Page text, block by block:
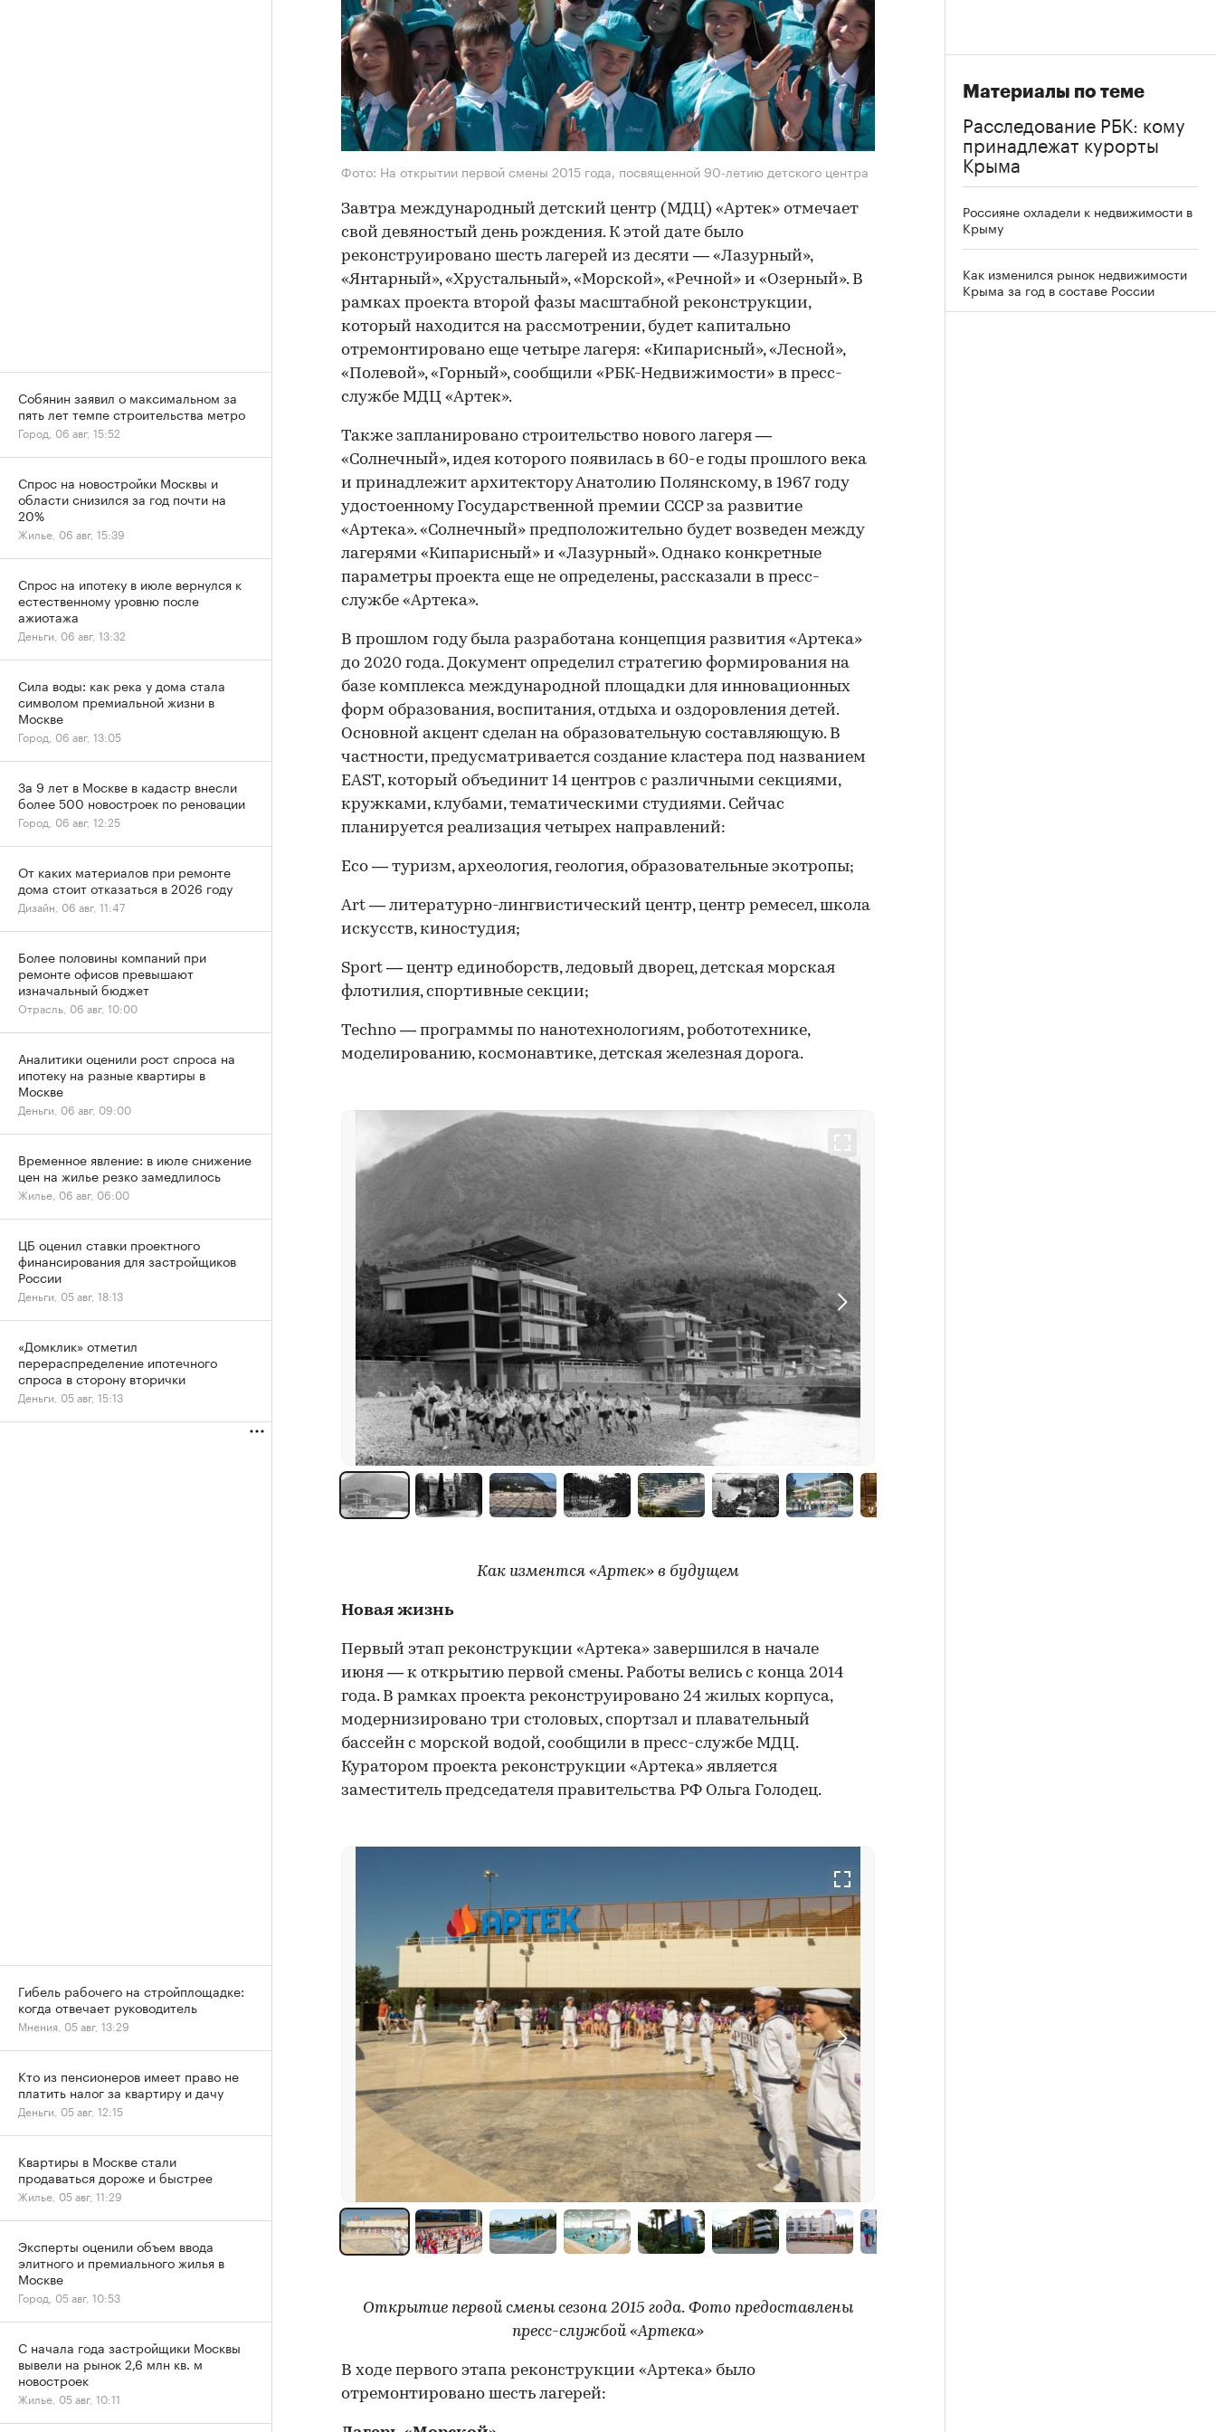
Фото: На открытии первой смены 2015 года, посвященной 90-летию детского центра
Завтра международный детский центр (МДЦ) «Артек» отмечает
свой девяностый день рождения. К этой дате было
реконструировано шесть лагерей из десяти — «Лазурный»,
«Янтарный», «Хрустальный», «Морской», «Речной» и «Озерный». В
рамках проекта второй фазы масштабной реконструкции,
который находится на рассмотрении, будет капитально
отремонтировано еще четыре лагеря: «Кипарисный», «Лесной»,
«Полевой», «Горный», сообщили «РБК-Недвижимости» в пресс-
службе МДЦ «Артек».
Также запланировано строительство нового лагеря —
«Солнечный», идея которого появилась в 60-е годы прошлого века
и принадлежит архитектору Анатолию Полянскому, в 1967 году
удостоенному Государственной премии СССР за развитие
«Артека». «Солнечный» предположительно будет возведен между
лагерями «Кипарисный» и «Лазурный». Однако конкретные
параметры проекта еще не определены, рассказали в пресс-
службе «Артека».
В прошлом году была разработана концепция развития «Артека»
до 2020 года. Документ определил стратегию формирования на
базе комплекса международной площадки для инновационных
форм образования, воспитания, отдыха и оздоровления детей.
Основной акцент сделан на образовательную составляющую. В
частности, предусматривается создание кластера под названием
EAST, который объединит 14 центров с различными секциями,
кружками, клубами, тематическими студиями. Сейчас
планируется реализация четырех направлений:
Eco — туризм, археология, геология, образовательные экотропы;
Art — литературно-лингвистический центр, центр ремесел, школа
искусств, киностудия;
Sport — центр единоборств, ледовый дворец, детская морская
флотилия, спортивные секции;
Techno — программы по нанотехнологиям, робототехнике,
моделированию, космонавтике, детская железная дорога.
Как изментся «Артек» в будущем
Новая жизнь
Первый этап реконструкции «Артека» завершился в начале
июня — к открытию первой смены. Работы велись с конца 2014
года. В рамках проекта реконструировано 24 жилых корпуса,
модернизировано три столовых, спортзал и плавательный
бассейн с морской водой, сообщили в пресс-службе МДЦ.
Куратором проекта реконструкции «Артека» является
заместитель председателя правительства РФ Ольга Голодец.
Открытие первой смены сезона 2015 года. Фото предоставлены
пресс-службой «Артека»
В ходе первого этапа реконструкции «Артека» было
отремонтировано шесть лагерей:
Материалы по теме
Расследование РБК: кому
принадлежат курорты
Крыма
Россияне охладели к недвижимости в
Крыму
Как изменился рынок недвижимости
Крыма за год в составе России
Собянин заявил о максимальном за
пять лет темпе строительства метро
Город, 06 авг, 15:52
Спрос на новостройки Москвы и
области снизился за год почти на
20%
Жилье, 06 авг, 15:39
Спрос на ипотеку в июле вернулся к
естественному уровню после
ажиотажа
Деньги, 06 авг, 13:32
Сила воды: как река у дома стала
символом премиальной жизни в
Москве
Город, 06 авг, 13:05
За 9 лет в Москве в кадастр внесли
более 500 новостроек по реновации
Город, 06 авг, 12:25
От каких материалов при ремонте
дома стоит отказаться в 2026 году
Дизайн, 06 авг, 11:47
Более половины компаний при
ремонте офисов превышают
изначальный бюджет
Отрасль, 06 авг, 10:00
Аналитики оценили рост спроса на
ипотеку на разные квартиры в
Москве
Деньги, 06 авг, 09:00
Временное явление: в июле снижение
цен на жилье резко замедлилось
Жилье, 06 авг, 06:00
ЦБ оценил ставки проектного
финансирования для застройщиков
России
Деньги, 05 авг, 18:13
«Домклик» отметил
перераспределение ипотечного
спроса в сторону вторички
Деньги, 05 авг, 15:13
Гибель рабочего на стройплощадке:
когда отвечает руководитель
Мнения, 05 авг, 13:29
Кто из пенсионеров имеет право не
платить налог за квартиру и дачу
Деньги, 05 авг, 12:15
Квартиры в Москве стали
продаваться дороже и быстрее
Жилье, 05 авг, 11:29
Эксперты оценили объем ввода
элитного и премиального жилья в
Москве
Город, 05 авг, 10:53
С начала года застройщики Москвы
вывели на рынок 2,6 млн кв. м
новостроек
Жилье, 05 авг, 10:11